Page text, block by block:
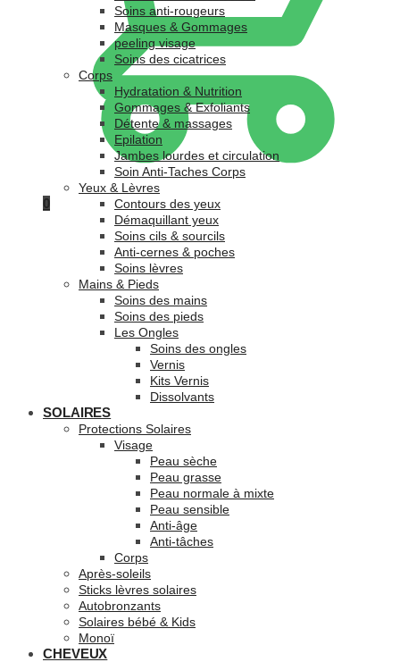
0
Soins anti-rougeurs
Masques & Gommages
peeling visage
Soins des cicatrices
Corps
Hydratation & Nutrition
Gommages & Exfoliants
Détente & massages
Epilation
Jambes lourdes et circulation
Soin Anti-Taches Corps
Yeux & Lèvres
Contours des yeux
Démaquillant yeux
Soins cils & sourcils
Anti-cernes & poches
Soins lèvres
Mains & Pieds
Soins des mains
Soins des pieds
Les Ongles
Soins des ongles
Vernis
Kits Vernis
Dissolvants
SOLAIRES
Protections Solaires
Visage
Peau sèche
Peau grasse
Peau normale à mixte
Peau sensible
Anti-âge
Anti-tâches
Corps
Après-soleils
Sticks lèvres solaires
Autobronzants
Solaires bébé & Kids
Monoï
CHEVEUX